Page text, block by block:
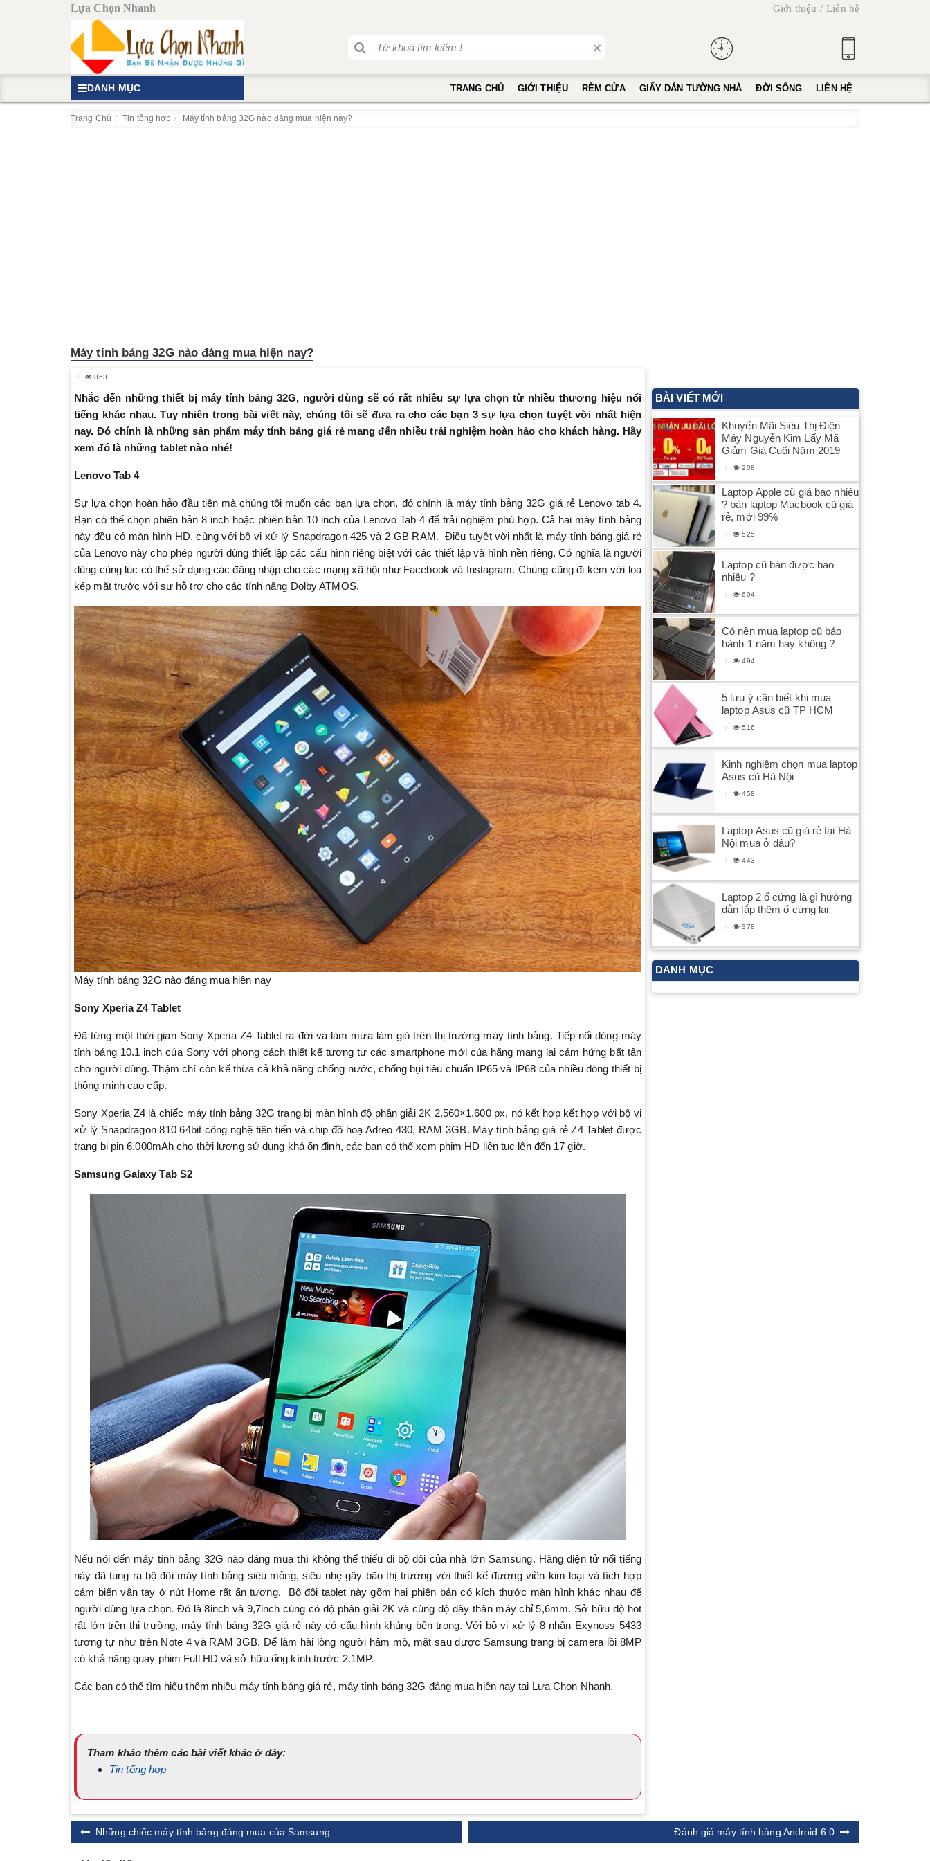
Lựa Chọn Nhanh Giới thiệu Liên hệ
×
DANH MỤC TRANG CHỦ GIỚI THIỆU RÈM CỬA GIẤY DÁN TƯỜNG NHÀ ĐỜI SỐNG LIÊN HỆ
Trang Chủ Tin tổng hợp Máy tính bảng 32G nào đáng mua hiện nay?
Máy tính bảng 32G nào đáng mua hiện nay?
863
Nhắc đến những thiết bị máy tính bảng 32G, người dùng sẽ có rất nhiều sự lựa chọn từ nhiều thương hiệu nổi
tiếng khác nhau. Tuy nhiên trong bài viết này, chúng tôi sẽ đưa ra cho các bạn 3 sự lựa chọn tuyệt vời nhất hiện
nay. Đó chính là những sản phẩm máy tính bảng giá rẻ mang đến nhiều trải nghiệm hoàn hảo cho khách hàng. Hãy
xem đó là những tablet nào nhé!
Lenovo Tab 4
Sự lựa chọn hoàn hảo đầu tiên mà chúng tôi muốn các bạn lựa chọn, đó chính là máy tính bảng 32G giá rẻ Lenovo tab 4.
Bạn có thể chọn phiên bản 8 inch hoặc phiên bản 10 inch của Lenovo Tab 4 để trải nghiệm phù hợp. Cả hai máy tính bảng
này đều có màn hình HD, cùng với bộ vi xử lý Snapdragon 425 và 2 GB RAM. Điều tuyệt vời nhất là máy tính bảng giá rẻ
của Lenovo này cho phép người dùng thiết lập các cấu hình riêng biệt với các thiết lập và hình nền riêng, Có nghĩa là người
dùng cùng lúc có thể sử dụng các đăng nhập cho các mạng xã hội như Facebook và Instagram. Chúng cũng đi kèm với loa
kép mặt trước với sự hỗ trợ cho các tính năng Dolby ATMOS.
Máy tính bảng 32G nào đáng mua hiện nay
Sony Xperia Z4 Tablet
Đã từng một thời gian Sony Xperia Z4 Tablet ra đời và làm mưa làm gió trên thị trường máy tính bảng. Tiếp nối dòng máy
tính bảng 10.1 inch của Sony với phong cách thiết kế tương tự các smartphone mới của hãng mang lại cảm hứng bất tận
cho người dùng. Thậm chí còn kế thừa cả khả năng chống nước, chống bụi tiêu chuẩn IP65 và IP68 của nhiều dòng thiết bị
thông minh cao cấp.
Sony Xperia Z4 là chiếc máy tính bảng 32G trang bị màn hình độ phân giải 2K 2.560×1.600 px, nó kết hợp kết hợp với bộ vi
xử lý Snapdragon 810 64bit công nghệ tiên tiến và chip đồ hoạ Adreo 430, RAM 3GB. Máy tính bảng giá rẻ Z4 Tablet được
trang bị pin 6.000mAh cho thời lượng sử dụng khá ổn định, các bạn có thể xem phim HD liên tục lên đến 17 giờ.
Samsung Galaxy Tab S2
Nếu nói đến máy tính bảng 32G nào đáng mua thì không thể thiếu đi bộ đôi của nhà lớn Samsung. Hãng điện tử nổi tiếng
này đã tung ra bộ đôi máy tính bảng siêu mỏng, siêu nhẹ gây bão thị trường với thiết kế đường viền kim loại và tích hợp
cảm biến vân tay ở nút Home rất ấn tượng. Bộ đôi tablet này gồm hai phiên bản có kích thước màn hình khác nhau để
người dùng lựa chọn. Đó là 8inch và 9,7inch cùng có độ phân giải 2K và cùng độ dày thân máy chỉ 5,6mm. Sở hữu độ hot
rất lớn trên thị trường, máy tính bảng 32G giá rẻ này có cấu hình khủng bên trong. Với bộ vi xử lý 8 nhân Exynoss 5433
tương tự như trên Note 4 và RAM 3GB. Để làm hài lòng người hâm mộ, mặt sau được Samsung trang bị camera lồi 8MP
có khả năng quay phim Full HD và sở hữu ống kính trước 2.1MP.
Các bạn có thể tìm hiểu thêm nhiều máy tính bảng giá rẻ, máy tính bảng 32G đáng mua hiện nay tại Lựa Chọn Nhanh.
Tham khảo thêm các bài viết khác ở đây:
Tin tổng hợp
BÀI VIẾT MỚI
Khuyến Mãi Siêu Thị Điện
Máy Nguyễn Kim Lấy Mã
Giảm Giá Cuối Năm 2019
208
Laptop Apple cũ giá bao nhiêu
? bán laptop Macbook cũ giá
rẻ, mới 99%
525
Laptop cũ bán được bao
nhiêu ?
604
Có nên mua laptop cũ bảo
hành 1 năm hay không ?
494
5 lưu ý cần biết khi mua
laptop Asus cũ TP HCM
516
Kinh nghiệm chọn mua laptop
Asus cũ Hà Nội
458
Laptop Asus cũ giá rẻ tại Hà
Nội mua ở đâu?
443
Laptop 2 ổ cứng là gì hướng
dẫn lắp thêm ổ cứng lai
378
DANH MỤC
Những chiếc máy tính bảng đáng mua của Samsung Đánh giá máy tính bảng Android 6.0